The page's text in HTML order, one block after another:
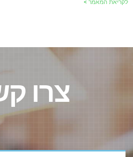
לקריאת המאמר >
צרו